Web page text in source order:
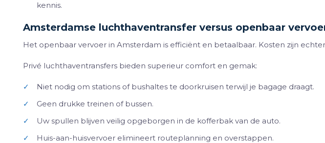
kennis.
Amsterdamse luchthaventransfer versus openbaar
Het openbaar vervoer in Amsterdam is efficiënt en betaalbaar. Kosten zijn
Privé luchthaventransfers bieden superieur comfort en gemak:
✓
Niet nodig om stations of bushaltes te doorkruisen terwijl je bagage draagt.
✓
Geen drukke treinen of bussen.
✓
Uw spullen blijven veilig opgeborgen in de kofferbak van de auto.
✓
Huis-aan-huisvervoer elimineert routeplanning en overstappen.